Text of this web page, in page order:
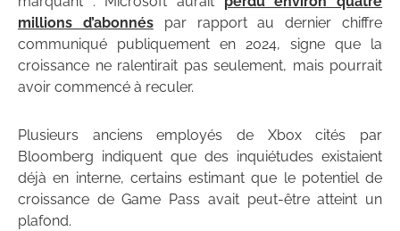
millions d’abonnéspar rapport au dernier chiffre
communiqué publiquement en 2024, signe que la
croissance ne ralentirait pas seulement, mais pourrait
avoir commencé à reculer.
Plusieurs anciens employés de Xbox cités par
Bloomberg indiquent que des inquiétudes existaient
déjà en interne, certains estimant que le potentiel de
croissance de Game Pass avait peut-être atteint un
plafond.